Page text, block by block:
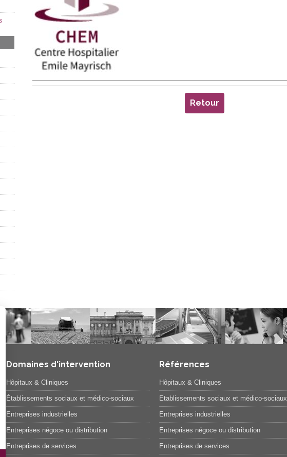
Retour
Domaines d'intervention
Hôpitaux & Cliniques
Établissements sociaux et médico-sociaux
Entreprises industrielles
Entreprises négoce ou distribution
Entreprises de services
Références
Hôpitaux & Cliniques
Etablissements sociaux et médico-sociaux
Entreprises industrielles
Entreprises négoce ou distribution
Entreprises de services